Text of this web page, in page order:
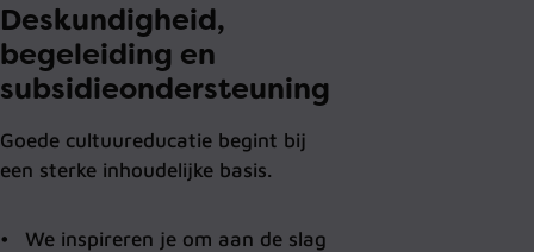
Deskundigheid,
begeleiding en
subsidieondersteuning
Goede cultuureducatie begint bij
een sterke inhoudelijke basis.
We inspireren je om aan de slag